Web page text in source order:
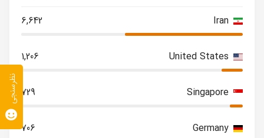
Iran
6,642
United States
1,206
Singapore
729
Germany
706
نظرسنجی